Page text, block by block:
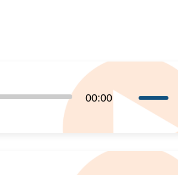
00:00
Używaj
strzałek